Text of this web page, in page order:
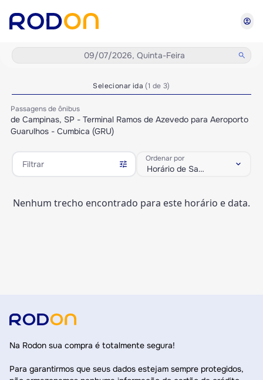
account_circle
09/07/2026, Quinta-Feira search
Selecionar ida(1 de 3)
Passagens de ônibus
de Campinas, SP - Terminal Ramos de Azevedo para Aeroporto
Guarulhos - Cumbica (GRU)
Filtrar tune Ordenar por
Horário de Saída keyboard_arrow_down
Nenhum trecho encontrado para este horário e data.
Na Rodon sua compra é totalmente segura!
Para garantirmos que seus dados estejam sempre protegidos,